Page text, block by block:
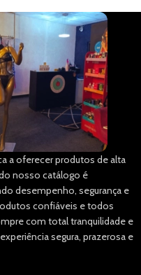
a oferecer produtos de alta
nosso catálogo é
desempenho, segurança e
confiáveis e todos
com total tranquilidade e
segura, prazerosa e